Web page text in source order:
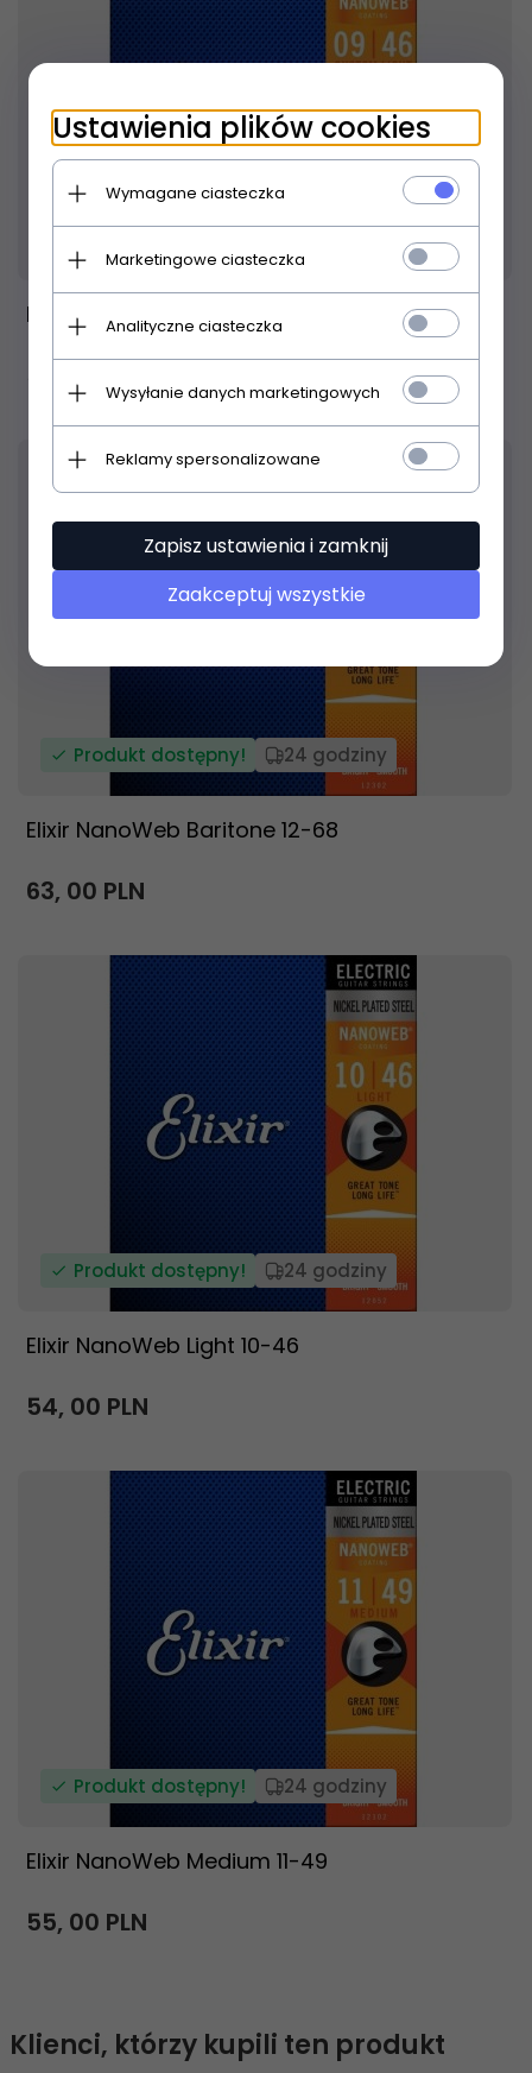
Elixir NanoWeb Custom Light 9-46
00
Produkt dostępny! 24 godziny
Elixir NanoWeb Baritone 12-68
63, 00 PLN
Produkt dostępny! 24 godziny
Elixir NanoWeb Light 10-46
54, 00 PLN
Produkt dostępny! 24 godziny
Elixir NanoWeb Medium 11-49
55, 00 PLN
Klienci, którzy kupili ten produkt
Ustawienia plików cookies
Wymagane ciasteczka
Marketingowe ciasteczka
Analityczne ciasteczka
Wysyłanie danych marketingowych
Reklamy spersonalizowane
Zapisz ustawienia i zamknij
Zaakceptuj wszystkie